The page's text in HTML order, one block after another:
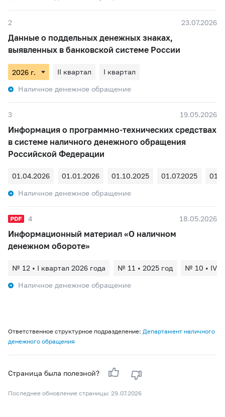
2 23.07.2026
Данные о поддельных денежных знаках,
выявленных в банковской системе России
II квартал
I квартал
Наличное денежное обращение
3 19.05.2026
Информация о программно-технических средствах
в системе наличного денежного обращения
Российской Федерации
01.04.2026 01.01.2026 01.10.2025 01.07.2025
Наличное денежное обращение
4 18.05.2026
Информационный материал «О наличном
денежном обороте»
№ 12 • I квартал 2026 года № 11 • 2025 год
№ 10 • IV
Наличное денежное обращение
Ответственное структурное подразделение: Департамент наличного
денежного обращения
Страница была полезной?
Последнее обновление страницы: 29.07.2026